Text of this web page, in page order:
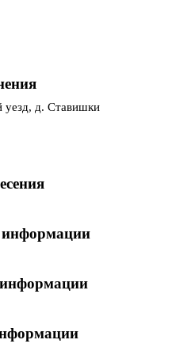
уезд, д. Ставишки